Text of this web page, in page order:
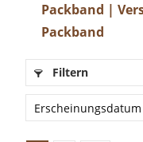
Packband |
Packband
Filtern